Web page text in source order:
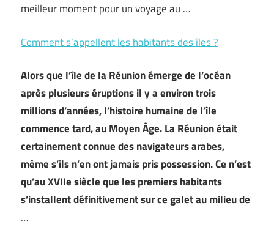
meilleur moment pour un voyage au …
Comment s’appellent les habitants des îles ?
Alors que l’île de la Réunion émerge de l’océan
après plusieurs éruptions il y a environ trois
millions d’années, l’histoire humaine de l’île
commence tard, au Moyen Âge. La Réunion était
certainement connue des navigateurs arabes,
même s’ils n’en ont jamais pris possession. Ce n’est
qu’au XVIIe siècle que les premiers habitants
s’installent définitivement sur ce galet au milieu de
…